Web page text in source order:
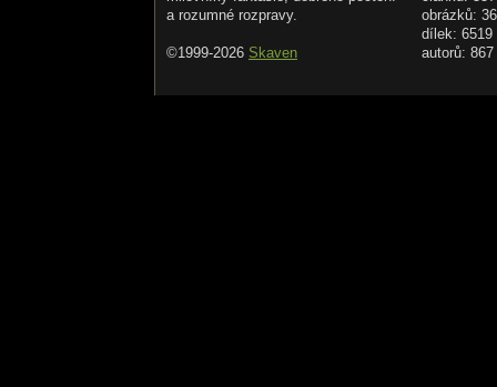
a rozumné rozpravy.
©1999-2026 Skaven
obrázků:
dílek: 6519
autorů: 867